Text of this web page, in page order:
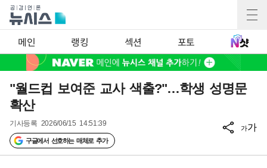
메인 랭킹 섹션 포토
"월드컵 보여준 교사 색출?"…학생 성명문
확산
기사등록 2026/06/15 14:51:39
구글에서 선호하는 매체로 추가
가가